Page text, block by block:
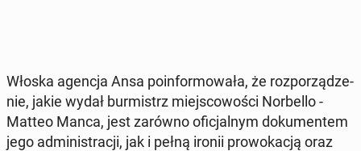
Włoska agencja Ansa po­in­for­mo­wa­ła, że roz­po­rzą­dze­
nie, jakie wydał bur­mistrz miej­sco­wo­ści Nor­bel­lo -
Matteo Manca, jest zarówno ofi­cjal­nym do­ku­men­tem
jego ad­mi­ni­stra­cji, jak i pełną ironii pro­wo­ka­cją oraz